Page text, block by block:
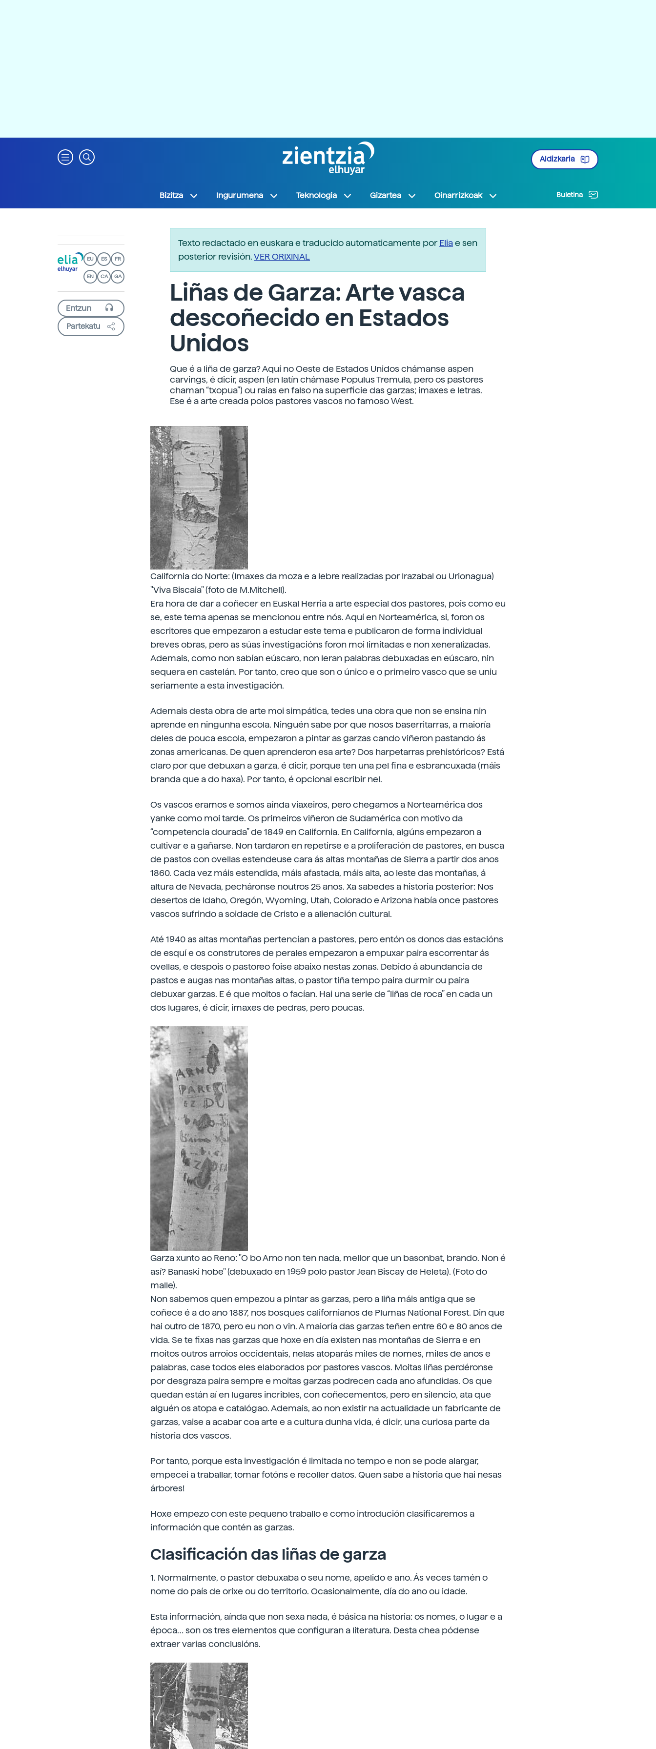
Aldizkaria
Bizitza Ingurumena Teknologia Gizartea Oinarrizkoak Buletina
EU ES FR
EN CA GA
Partekatu
Texto redactado en euskara e traducido automaticamente porEliae sen
posterior revisión.VER ORIXINAL
Liñas de Garza: Arte vasca
descoñecido en Estados
Unidos
Que é a liña de garza? Aquí no Oeste de Estados Unidos chámanse aspen
carvings, é dicir, aspen (en latín chámase Populus Tremula, pero os pastores
chaman “txopua”) ou raias en falso na superficie das garzas; imaxes e letras.
Ese é a arte creada polos pastores vascos no famoso West.
California do Norte: (Imaxes da moza e a lebre realizadas por Irazabal ou Urionagua)
"Viva Biscaia" (foto de M.Mitchell).
Era hora de dar a coñecer en Euskal Herria a arte especial dos pastores, pois como eu
se, este tema apenas se mencionou entre nós. Aquí en Norteamérica, si, foron os
escritores que empezaron a estudar este tema e publicaron de forma individual
breves obras, pero as súas investigacións foron moi limitadas e non xeneralizadas.
Ademais, como non sabían eúscaro, non leran palabras debuxadas en eúscaro, nin
sequera en castelán. Por tanto, creo que son o único e o primeiro vasco que se uniu
seriamente a esta investigación.
Ademais desta obra de arte moi simpática, tedes una obra que non se ensina nin
aprende en ningunha escola. Ninguén sabe por que nosos baserritarras, a maioría
deles de pouca escola, empezaron a pintar as garzas cando viñeron pastando ás
zonas americanas. De quen aprenderon esa arte? Dos harpetarras prehistóricos? Está
claro por que debuxan a garza, é dicir, porque ten una pel fina e esbrancuxada (máis
branda que a do haxa). Por tanto, é opcional escribir nel.
Os vascos eramos e somos aínda viaxeiros, pero chegamos a Norteamérica dos
yanke como moi tarde. Os primeiros viñeron de Sudamérica con motivo da
“competencia dourada” de 1849 en California. En California, algúns empezaron a
cultivar e a gañarse. Non tardaron en repetirse e a proliferación de pastores, en busca
de pastos con ovellas estendeuse cara ás altas montañas de Sierra a partir dos anos
1860. Cada vez máis estendida, máis afastada, máis alta, ao leste das montañas, á
altura de Nevada, pecháronse noutros 25 anos. Xa sabedes a historia posterior: Nos
desertos de Idaho, Oregón, Wyoming, Utah, Colorado e Arizona había once pastores
vascos sufrindo a soidade de Cristo e a alienación cultural.
Até 1940 as altas montañas pertencían a pastores, pero entón os donos das estacións
de esquí e os construtores de perales empezaron a empuxar paira escorrentar ás
ovellas, e despois o pastoreo foise abaixo nestas zonas. Debido á abundancia de
pastos e augas nas montañas altas, o pastor tiña tempo paira durmir ou paira
debuxar garzas. E é que moitos o facían. Hai una serie de “liñas de roca” en cada un
dos lugares, é dicir, imaxes de pedras, pero poucas.
Garza xunto ao Reno: "O bo Arno non ten nada, mellor que un basonbat, brando. Non é
así? Banaski hobe" (debuxado en 1959 polo pastor Jean Biscay de Heleta). (Foto do
malle).
Non sabemos quen empezou a pintar as garzas, pero a liña máis antiga que se
coñece é a do ano 1887, nos bosques californianos de Plumas National Forest. Din que
hai outro de 1870, pero eu non o vin. A maioría das garzas teñen entre 60 e 80 anos de
vida. Se te fixas nas garzas que hoxe en día existen nas montañas de Sierra e en
moitos outros arroios occidentais, nelas atoparás miles de nomes, miles de anos e
palabras, case todos eles elaborados por pastores vascos. Moitas liñas perdéronse
por desgraza paira sempre e moitas garzas podrecen cada ano afundidas. Os que
quedan están aí en lugares incribles, con coñecementos, pero en silencio, ata que
alguén os atopa e catalógao. Ademais, ao non existir na actualidade un fabricante de
garzas, vaise a acabar coa arte e a cultura dunha vida, é dicir, una curiosa parte da
historia dos vascos.
Por tanto, porque esta investigación é limitada no tempo e non se pode alargar,
empecei a traballar, tomar fotóns e recoller datos. Quen sabe a historia que hai nesas
árbores!
Hoxe empezo con este pequeno traballo e como introdución clasificaremos a
información que contén as garzas.
Clasificación das liñas de garza
1. Normalmente, o pastor debuxaba o seu nome, apelido e ano. Ás veces tamén o
nome do país de orixe ou do territorio. Ocasionalmente, día do ano ou idade.
Esta información, aínda que non sexa nada, é básica na historia: os nomes, o lugar e a
época… son os tres elementos que configuran a literatura. Desta chea pódense
extraer varias conclusións.